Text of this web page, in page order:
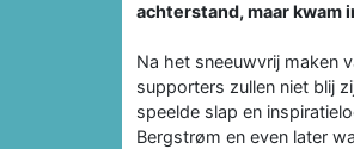
achterstand, maar kwam
Na het sneeuwvrij maken
supporters zullen niet blij
speelde slap en
Bergstrøm en even later